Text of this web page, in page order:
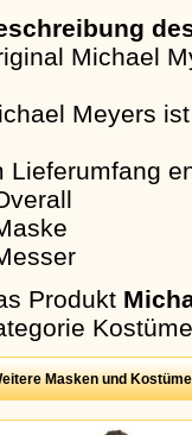
Michael
Meyers
Lieferumfang
Produkt
Kostüme
Masken und